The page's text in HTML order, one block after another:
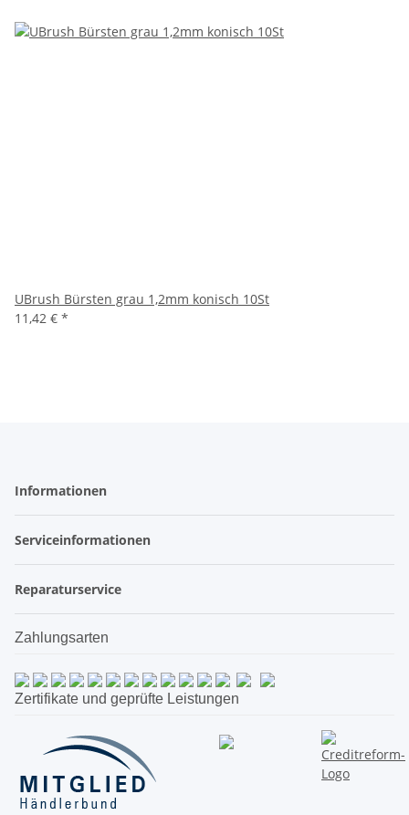
UBrush Bürsten grau 1,2mm konisch 10St
11,42 € *
Informationen
Serviceinformationen
Reparaturservice
Zahlungsarten
Zertifikate und geprüfte Leistungen